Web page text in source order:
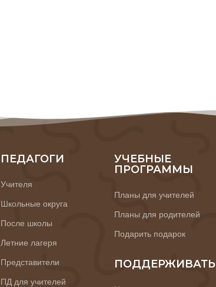
ПЕДАГОГИ
Учителя
Школьные округа
После школы
Летние лагеря
Представители
ПД для учителей
УЧЕБНЫЕ
ПРОГРАММЫ
Планы для учителей
Планы для родителей
Подарить подарок
ПОДДЕРЖИВАТЬ